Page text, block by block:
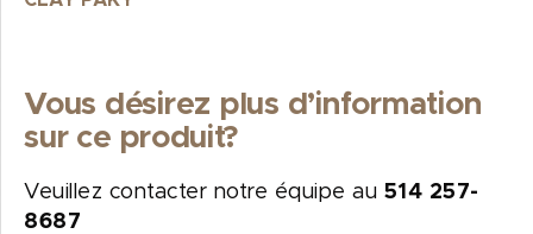
Vous désirez plus d’information
sur ce produit?
Veuillez contacter notre équipe au 514 257-
8687